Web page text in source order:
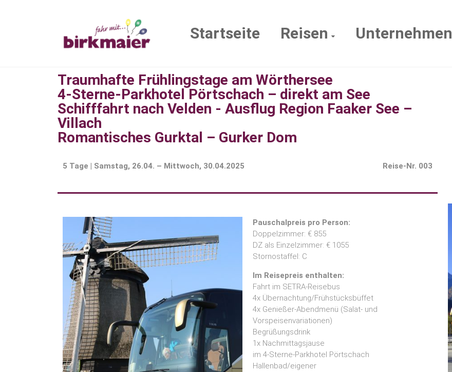
Startseite Reisen Unternehmen
Traumhafte Frühlingstage am Wörthersee
4-Sterne-Parkhotel Pörtschach – direkt am See
Schifffahrt nach Velden - Ausflug Region Faaker See –
Villach
Romantisches Gurktal – Gurker Dom
5 Tage | Samstag, 26.04. – Mittwoch, 30.04.2025 Reise-Nr. 003
Pauschalpreis pro Person:
Doppelzimmer: € 855
DZ als Einzelzimmer: € 1055
Stornostaffel: C
Im Reisepreis enthalten:
Fahrt im SETRA-Reisebus
4x Übernachtung/Frühstücksbüffet
4x Genießer-Abendmenü (Salat- und
Vorspeisenvariationen)
Begrüßungsdrink
1x Nachmittagsjause
im 4-Sterne-Parkhotel Pörtschach
Hallenbad/eigener